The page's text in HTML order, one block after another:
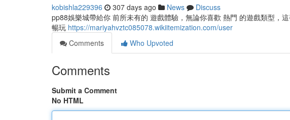
kobishla229396 307 days ago News
Discuss
pp88娛樂城帶給你 前所未有的 遊戲體驗，無論你喜歡 熱門 的遊戲類型，
暢玩 https://mariyahvztc085078.wikiitemization.com/user
Comments
Who Upvoted
Comments
Submit a Comment
No HTML